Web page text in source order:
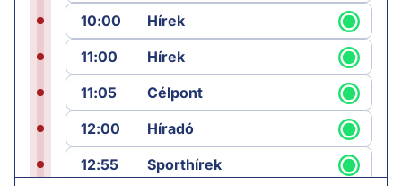
10:00
Hírek
11:00
Hírek
11:05
Célpont
12:00
Híradó
12:55
Sporthírek